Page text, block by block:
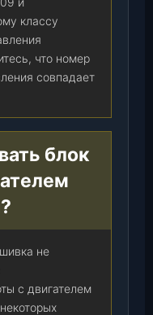
классу
что номер
совпадает
блок
не
с двигателем